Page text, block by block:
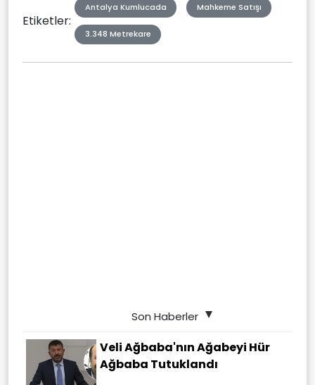
Etiketler:
Antalya Kumlucada Mahkeme Satışı
3.348 Metrekare
Son Haberler
Veli Ağbaba'nın Ağabeyi Hür
Ağbaba Tutuklandı